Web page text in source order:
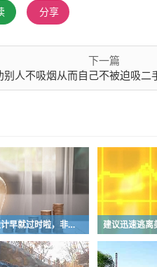
分享
下一篇
人不吸烟从而自己不被迫吸二手烟，不
卧铺车设计早就过时啦，非常不具备人性化